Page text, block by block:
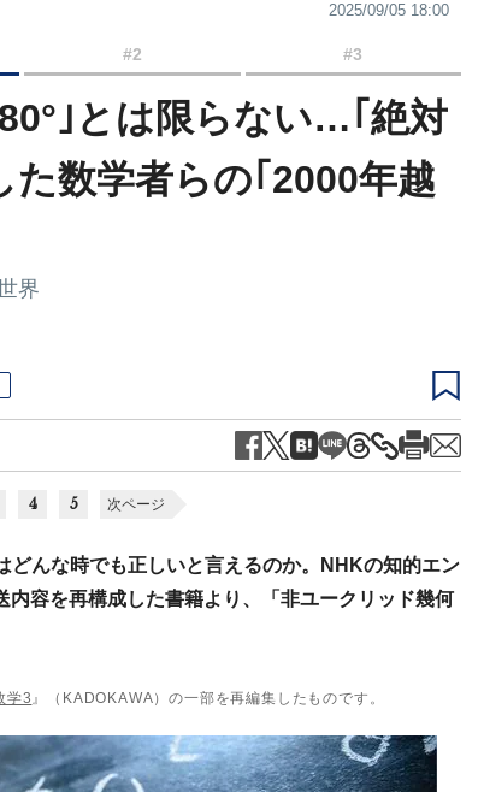
2025/09/05 18:00
#2 #3
｣とは限らない…｢絶対
た数学者らの｢2000年越
界
4 5 次ページ
どんな時でも正しいと言えるのか。NHKの知的エン
容を再構成した書籍より、「非ユークリッド幾何
学3 』（KADOKAWA）の一部を再編集したものです。